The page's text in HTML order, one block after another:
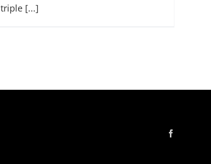
triple [...]